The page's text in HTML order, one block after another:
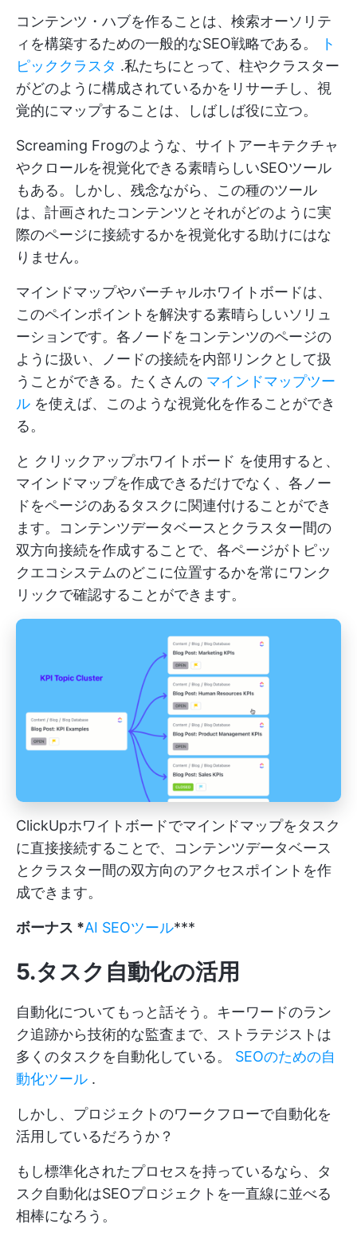
コンテンツ・ハブを作ることは、検索オーソリテ
ィを構築するための一般的なSEO戦略である。
ト
ピッククラスタ .私たちにとって、柱やクラスター
がどのように構成されているかをリサーチし、視
覚的にマップすることは、しばしば役に立つ。
Screaming Frogのような、サイトアーキテクチャ
やクロールを視覚化できる素晴らしいSEOツール
もある。しかし、残念ながら、この種のツール
は、計画されたコンテンツとそれがどのように実
際のページに接続するかを視覚化する助けにはな
りません。
マインドマップやバーチャルホワイトボードは、
このペインポイントを解決する素晴らしいソリュ
ーションです。各ノードをコンテンツのページの
ように扱い、ノードの接続を内部リンクとして扱
うことができる。たくさんの マインドマップツー
ル を使えば、このような視覚化を作ることができ
る。
と クリックアップホワイトボード を使用すると、
マインドマップを作成できるだけでなく、各ノー
ドをページのあるタスクに関連付けることができ
ます。コンテンツデータベースとクラスター間の
双方向接続を作成することで、各ページがトピッ
クエコシステムのどこに位置するかを常にワンク
リックで確認することができます。
ClickUpホワイトボードでマインドマップをタスク
に直接接続することで、コンテンツデータベース
とクラスター間の双方向のアクセスポイントを作
成できます。
ボーナス *AI SEOツール***
5.タスク自動化の活用
自動化についてもっと話そう。キーワードのラン
ク追跡から技術的な監査まで、ストラテジストは
多くのタスクを自動化している。 SEOのための自
動化ツール .
しかし、プロジェクトのワークフローで自動化を
活用しているだろうか？
もし標準化されたプロセスを持っているなら、タ
スク自動化はSEOプロジェクトを一直線に並べる
相棒になろう。